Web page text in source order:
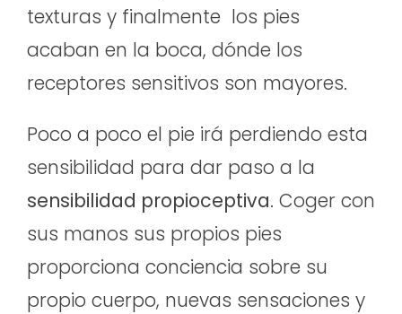
texturas y finalmente los pies
acaban en la boca, dónde los
receptores sensitivos son mayores.
Poco a poco el pie irá perdiendo esta
sensibilidad para dar paso a la
sensibilidad propioceptiva. Coger con
sus manos sus propios pies
proporciona conciencia sobre su
propio cuerpo, nuevas sensaciones y